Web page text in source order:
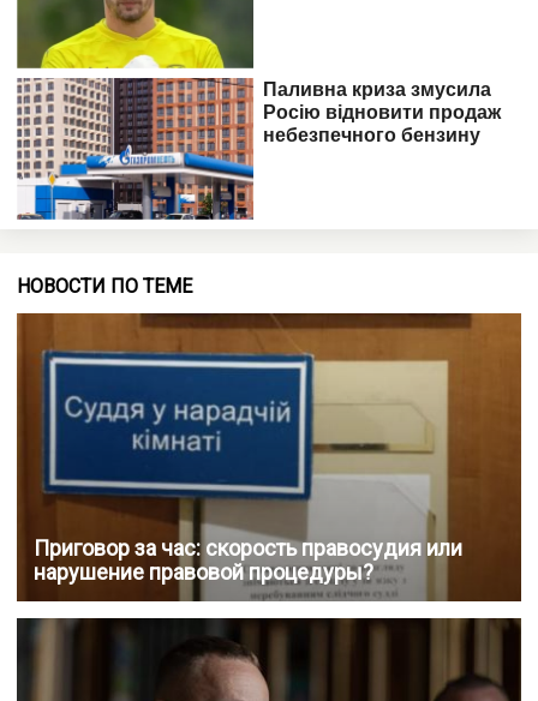
НОВОСТИ ПО ТЕМЕ
Приговор за час: скорость правосудия или
нарушение правовой процедуры?